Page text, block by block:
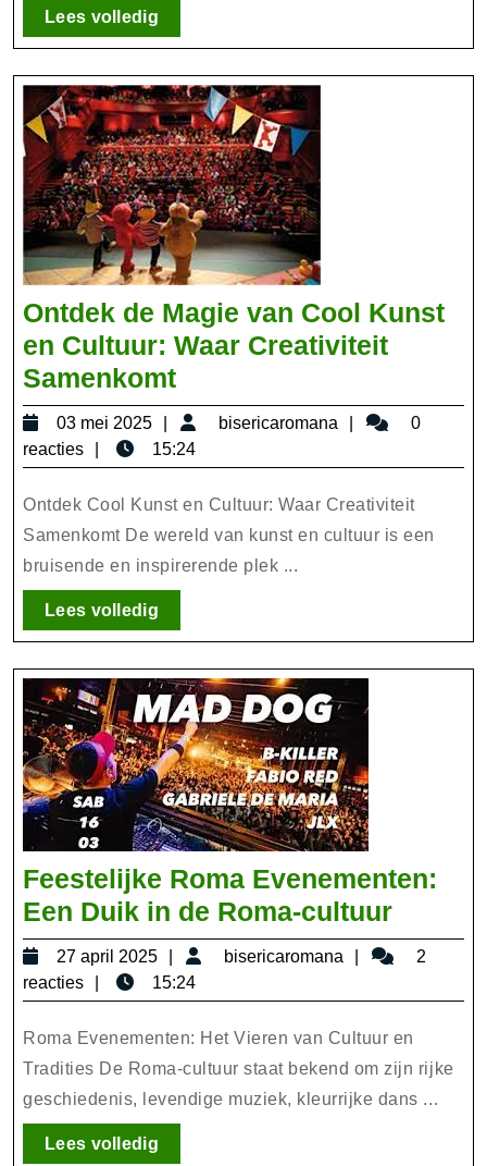
Lees volledigLees
volledig
Ontdek de Magie van Cool Kunst
en Cultuur: Waar Creativiteit
SamenkomtOntdek
de
Magie
van
Cool
Kunst
en
Waar
Creativiteit
Samenkomt
03 mei 2025
03
mei
2025
bisericaromana bisericaromana
0
reacties
15:24
Ontdek Cool Kunst en Cultuur: Waar Creativiteit
Samenkomt De wereld van kunst en cultuur is een
bruisende en inspirerende plek ...
Lees volledigLees
volledig
Feestelijke Roma Evenementen:
Een Duik in de Roma-cultuur
Roma
Een
Duik
in
de
27 april 2025
27
april
2025
bisericaromana bisericaromana
2
reacties
15:24
Roma Evenementen: Het Vieren van Cultuur en
Tradities De Roma-cultuur staat bekend om zijn rijke
geschiedenis, levendige muziek, kleurrijke dans ...
Lees volledigLees